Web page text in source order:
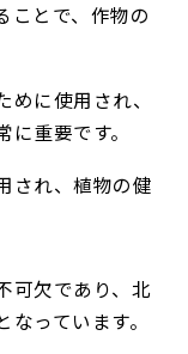
ことで、作物の
に使用され、
重要です。
され、植物の健
可欠であり、北
っています。